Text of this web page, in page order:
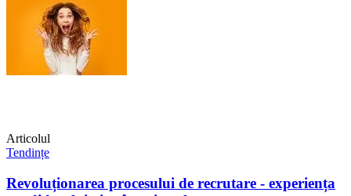
Articolul
Tendințe
Revoluționarea procesului de recrutare - experiența